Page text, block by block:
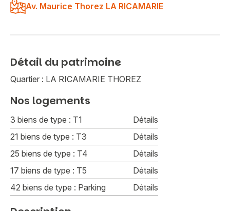
Av. Maurice Thorez LA RICAMARIE
Détail du patrimoine
Quartier : LA RICAMARIE THOREZ
Nos logements
3 biens de type : T1
Détails
21 biens de type : T3
Détails
25 biens de type : T4
Détails
17 biens de type : T5
Détails
42 biens de type : Parking
Détails